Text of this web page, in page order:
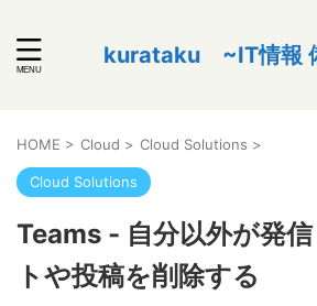
kurataku ~IT情報
HOME > Cloud > Cloud Solutions >
Cloud Solutions
Teams - 自分以外が発
トや投稿を削除する